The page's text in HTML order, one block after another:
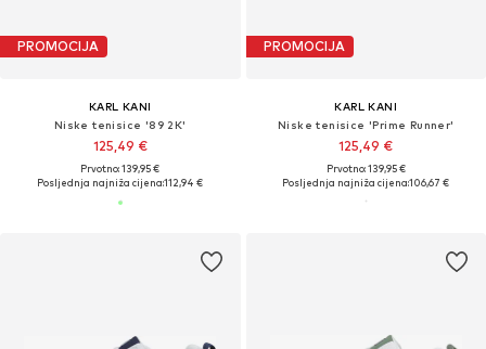
PROMOCIJA
KARL KANI
Niske tenisice '89 2K'
125,49 €
Prvotno: 139,95 €
Posljednja najniža cijena:112,94 €
PROMOCIJA
KARL KANI
Niske tenisice 'Prime Runner'
125,49 €
Prvotno: 139,95 €
Posljednja najniža cijena:106,67 €